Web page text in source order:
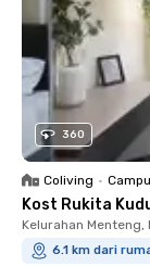
360
Coliving •
Kost Rukita
Kelurahan Menteng,
6.1 km dari